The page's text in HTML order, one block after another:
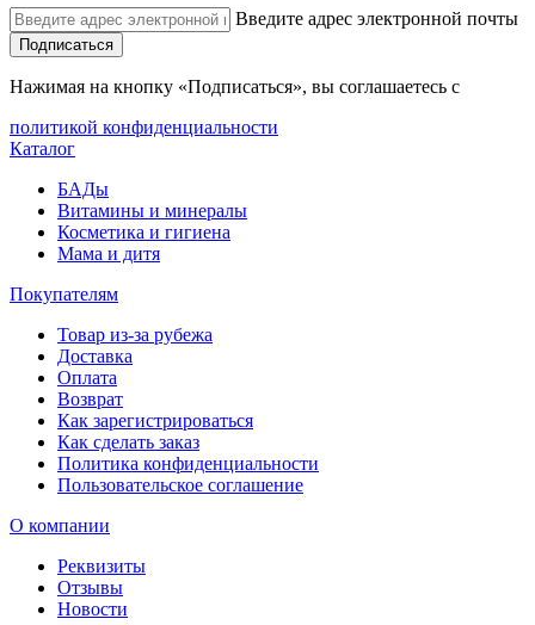
Введите адрес электронной почты
Подписаться
Нажимая на кнопку «Подписаться», вы соглашаетесь с
политикой конфиденциальности
Каталог
БАДы
Витамины и минералы
Косметика и гигиена
Мама и дитя
Покупателям
Товар из-за рубежа
Доставка
Оплата
Возврат
Как зарегистрироваться
Как сделать заказ
Политика конфиденциальности
Пользовательское соглашение
О компании
Реквизиты
Отзывы
Новости